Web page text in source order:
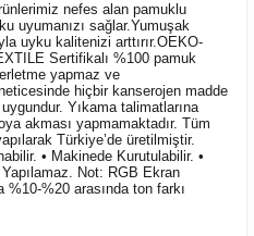
nefes alan pamuklu
uyumanızı sağlar.Yumuşak
uyku kalitenizi arttırır.OEKO-
Sertifikalı %100 pamuk
yapmaz ve
hiçbir kanserojen madde
Yıkama talimatlarına
akması yapmamaktadır. Tüm
Türkiye’de üretilmiştir.
• Makinede Kurutulabilir. •
Not: RGB Ekran
%10-%20 arasında ton farkı